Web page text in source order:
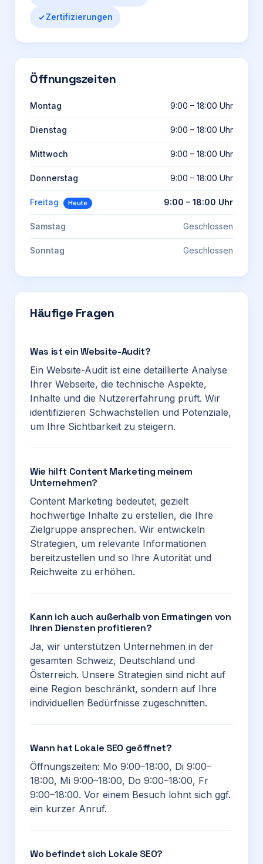
Zertifizierungen
Öffnungszeiten
Montag 9:00 – 18:00 Uhr
Dienstag 9:00 – 18:00 Uhr
Mittwoch 9:00 – 18:00 Uhr
Donnerstag 9:00 – 18:00 Uhr
Freitag Heute 9:00 – 18:00 Uhr
Samstag Geschlossen
Sonntag Geschlossen
Häufige Fragen
Was ist ein Website-Audit?
Ein Website-Audit ist eine detaillierte Analyse
Ihrer Webseite, die technische Aspekte,
Inhalte und die Nutzererfahrung prüft. Wir
identifizieren Schwachstellen und Potenziale,
um Ihre Sichtbarkeit zu steigern.
Wie hilft Content Marketing meinem
Unternehmen?
Content Marketing bedeutet, gezielt
hochwertige Inhalte zu erstellen, die Ihre
Zielgruppe ansprechen. Wir entwickeln
Strategien, um relevante Informationen
bereitzustellen und so Ihre Autorität und
Reichweite zu erhöhen.
Kann ich auch außerhalb von Ermatingen von
Ihren Diensten profitieren?
Ja, wir unterstützen Unternehmen in der
gesamten Schweiz, Deutschland und
Österreich. Unsere Strategien sind nicht auf
eine Region beschränkt, sondern auf Ihre
individuellen Bedürfnisse zugeschnitten.
Wann hat Lokale SEO geöffnet?
Öffnungszeiten: Mo 9:00–18:00, Di 9:00–
18:00, Mi 9:00–18:00, Do 9:00–18:00, Fr
9:00–18:00. Vor einem Besuch lohnt sich ggf.
ein kurzer Anruf.
Wo befindet sich Lokale SEO?